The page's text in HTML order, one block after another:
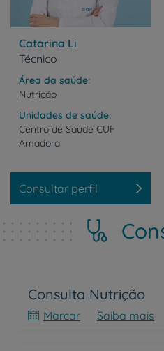
Catarina Li
Técnico
Área da saúde
Nutrição
Unidades de saúde
Centro de Saúde CUF
Amadora
Consultar perfil
Consulta Nutrição
Marcar Saiba mais